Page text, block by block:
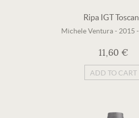
Ripa IGT
Michele Ventura - 2015 -
11,60 €
ADD TO CART